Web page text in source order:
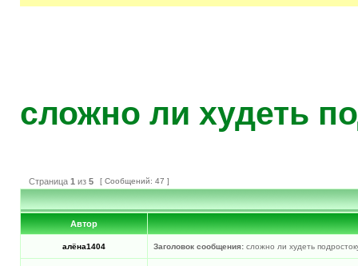
сложно ли худеть
Страница 1 из 5 [ Сообщений: 47 ]
Автор
алёна1404 Заголовок сообщения: сложно ли худеть